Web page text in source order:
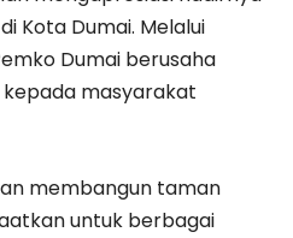
Kota Dumai. Melalui
Dumai berusaha
masyarakat
membangun taman
untuk berbagai